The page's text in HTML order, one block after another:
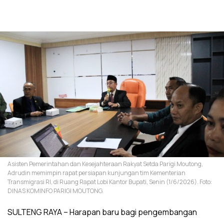
Asisten Pemerintahan dan Kesejahteraan Rakyat Setda Parigi Moutong,
Adrudin memimpin rapat persiapan kunjungan tim Kementerian
Transmigrasi RI, di Ruang Rapat Lobi Kantor Bupati, Senin (1/6/2026). Foto:
DINAS KOMINFO PARIGI MOUTONG.
SULTENG RAYA – Harapan baru bagi pengembangan